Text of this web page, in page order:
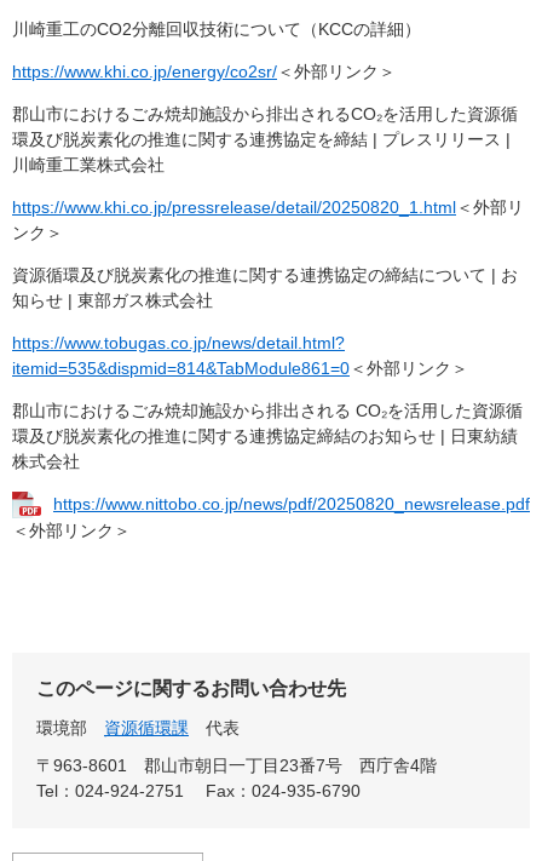
川崎重工のCO2分離回収技術について（KCCの詳細）
https://www.khi.co.jp/energy/co2sr/＜外部リンク＞
郡山市におけるごみ焼却施設から排出されるCO₂を活用した資源循
環及び脱炭素化の推進に関する連携協定を締結 | プレスリリース |
川崎重工業株式会社
https://www.khi.co.jp/pressrelease/detail/20250820_1.html＜外部リ
ンク＞
資源循環及び脱炭素化の推進に関する連携協定の締結について | お
知らせ | 東部ガス株式会社
https://www.tobugas.co.jp/news/detail.html?
itemid=535&dispmid=814&TabModule861=0＜外部リンク＞
郡山市におけるごみ焼却施設から排出される CO₂を活用した資源循
環及び脱炭素化の推進に関する連携協定締結のお知らせ | 日東紡績
株式会社
https://www.nittobo.co.jp/news/pdf/20250820_newsrelease.pdf
＜外部リンク＞
このページに関するお問い合わせ先
環境部 資源循環課
代表
〒963-8601
郡山市朝日一丁目23番7号 西庁舎4階
Tel：024-924-2751
Fax：024-935-6790